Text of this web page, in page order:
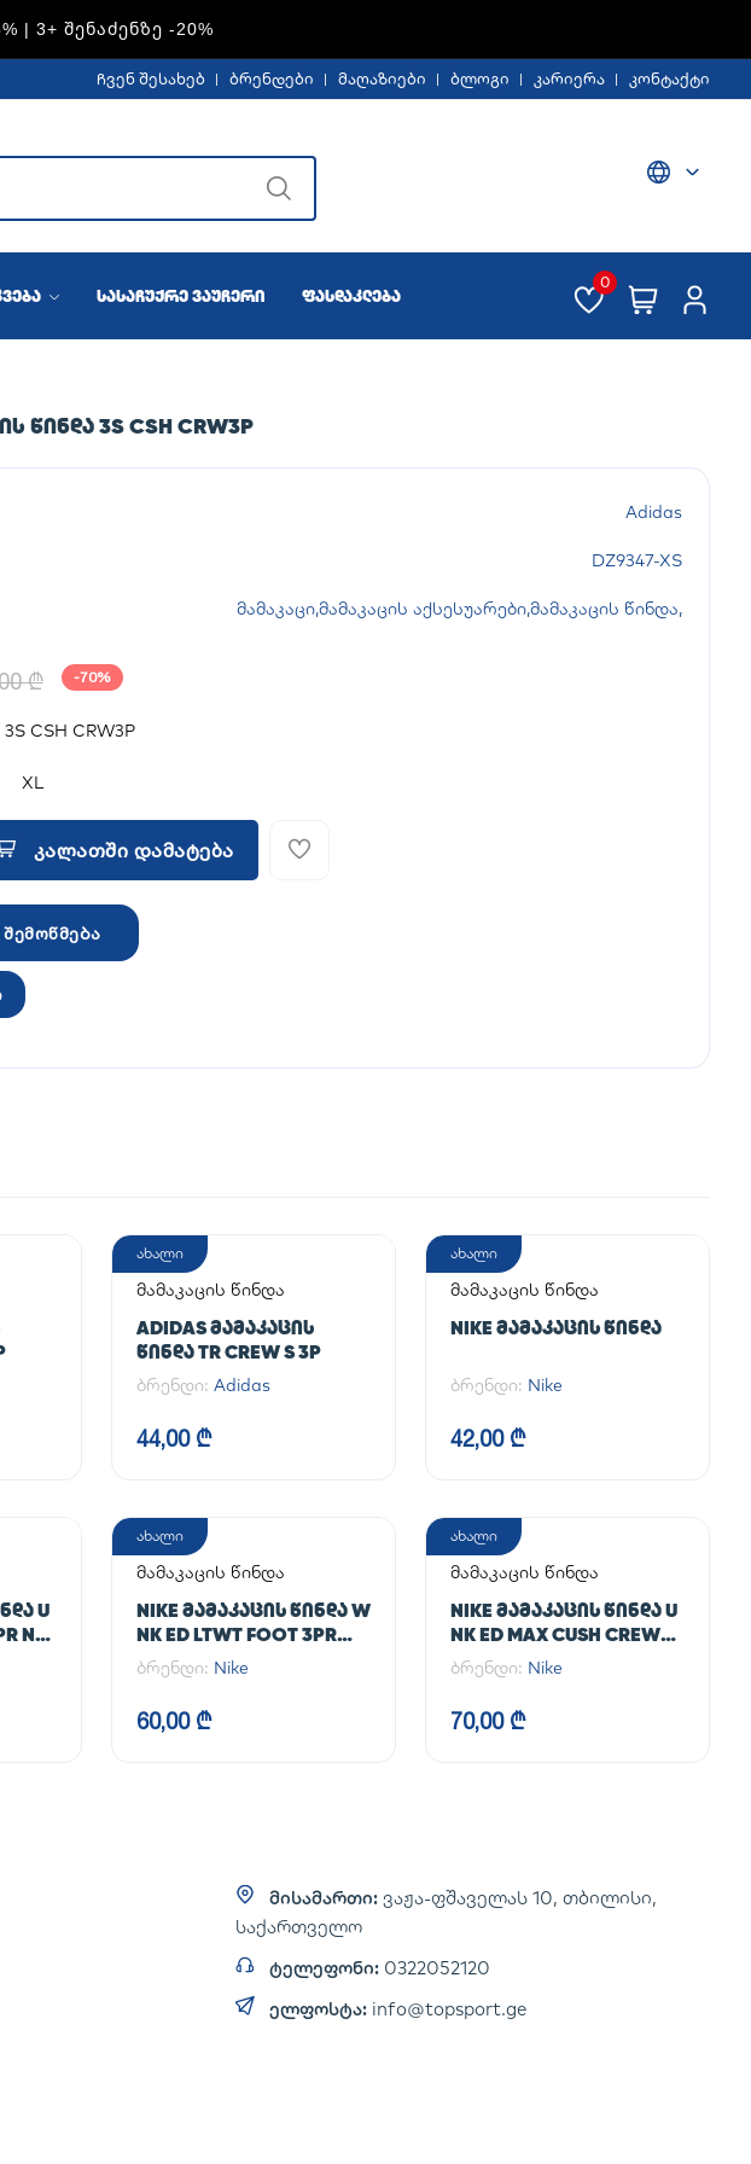
| 3+ ᲨᲔᲜᲐᲫᲔᲜᲖᲔ -20%
ჩვენ შესახებ ბრენდები მაღაზიები ბლოგი კარიერა კონტაქტი
სასაჩუქრე ვაუჩერი ფასდაკლება
0
ᲬᲘᲜᲓᲐ 3S CSH CRW3P
Adidas
DZ9347-XS
მამაკაცი,მამაკაცის აქსესუარები,მამაკაცის წინდა,
₾ -70%
CSH CRW3P
XL
კალათში დამატება
ახალი
მამაკაცის წინდა
ADIDAS ᲛᲐᲛᲐᲙᲐᲪᲘᲡ
ᲬᲘᲜᲓᲐ TR CREW S 3P
ბრენდი: Adidas
44,00 ₾
ახალი
მამაკაცის წინდა
NIKE ᲛᲐᲛᲐᲙᲐᲪᲘᲡ ᲬᲘᲜᲓᲐ
ბრენდი: Nike
42,00 ₾
U
NFS
ახალი
მამაკაცის წინდა
NIKE ᲛᲐᲛᲐᲙᲐᲪᲘᲡ ᲬᲘᲜᲓᲐ W
NK ED LTWT FOOT 3PR
NEW 144
ბრენდი: Nike
60,00 ₾
ახალი
მამაკაცის წინდა
NIKE ᲛᲐᲛᲐᲙᲐᲪᲘᲡ ᲬᲘᲜᲓᲐ U
NK ED MAX CUSH CREW
3PR 144
ბრენდი: Nike
70,00 ₾
მისამართი: ვაჟა-ფშაველას 10, თბილისი,
საქართველო
ტელეფონი: 0322052120
ელფოსტა: info@topsport.ge